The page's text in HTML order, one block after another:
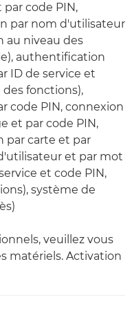
code PIN,
par nom d'utilisateur
au niveau des
authentification
ID de service et
fonctions),
code PIN, connexion
et par code PIN,
par carte et par
et par mot
et code PIN,
système de
veuillez vous
matériels. Activation